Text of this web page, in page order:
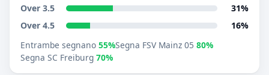
Over 3.5
31%
Over 4.5
16%
Entrambe segnano 55%Segna FSV Mainz 05 80%
Segna SC Freiburg 70%